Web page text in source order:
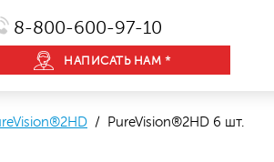
8-800-600-97-10
НАПИСАТЬ НАМ *
/ PureVision®2HD 6 шт.